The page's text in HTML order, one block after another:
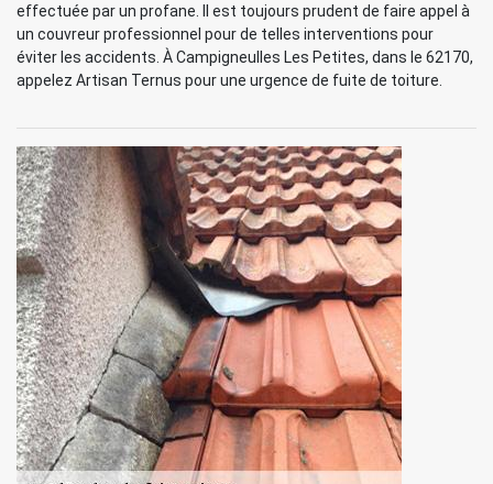
effectuée par un profane. Il est toujours prudent de faire appel à
un couvreur professionnel pour de telles interventions pour
éviter les accidents. À Campigneulles Les Petites, dans le 62170,
appelez Artisan Ternus pour une urgence de fuite de toiture.